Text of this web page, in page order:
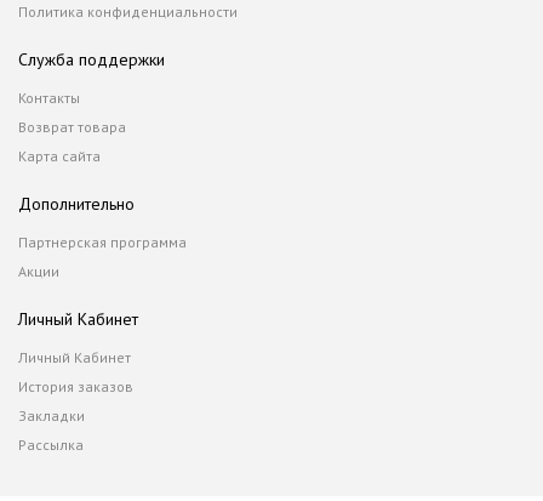
Политика конфиденциальности
Служба поддержки
Контакты
Возврат товара
Карта сайта
Дополнительно
Партнерская программа
Акции
Личный Кабинет
Личный Кабинет
История заказов
Закладки
Рассылка